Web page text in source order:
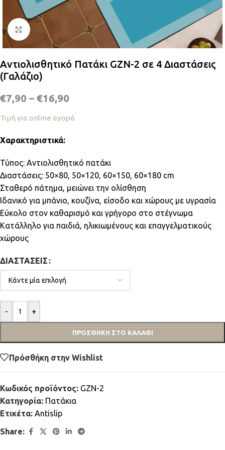
Κλικ για μεγέθυνση
Αντιολισθητικό Πατάκι GZN-2 σε 4 Διαστάσεις
(Γαλάζιο)
€7,90 – €16,90
Τιμή για online αγορά
Χαρακτηριστικά:
Τύπος: Αντιολισθητικό πατάκι
Διαστάσεις: 50×80, 50×120, 60×150, 60×180 cm
Σταθερό πάτημα, μειώνει την ολίσθηση
Ιδανικό για μπάνιο, κουζίνα, είσοδο και χώρους με υγρασία
Εύκολο στον καθαρισμό και γρήγορο στο στέγνωμα
Κατάλληλο για παιδιά, ηλικιωμένους και επαγγελματικούς
χώρους
ΔΙΑΣΤΆΣΕΙΣ
- +
ΠΡΟΣΘΉΚΗ ΣΤΟ ΚΑΛΆΘΙ
Πρόσθήκη στην Wishlist
Κωδικός προϊόντος: GZN-2
Κατηγορία: Πατάκια
Ετικέτα: Antislip
Share: